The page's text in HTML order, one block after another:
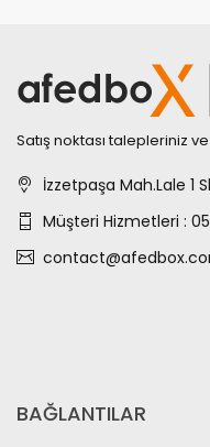
Satış noktası talepleriniz
İzzetpaşa Mah.Lale 1
Müşteri Hizmetleri :
BAĞLANTILAR